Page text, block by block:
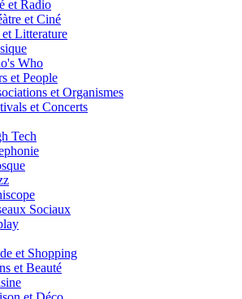
et Radio
et Ciné
Litterature
Who
et People
et Organismes
et Concerts
Tech
Sociaux
et Shopping
et Beauté